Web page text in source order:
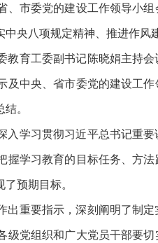
市委党的建设工作领导小
央八项规定精神、推进作风
教育工委副书记陈晓娟主持
中央、省市委党的建设工
。
入学习贯彻习近平总书记重
学习教育的目标任务、方
预期目标。
出重要指示，深刻阐明了制
级党组织和广大党员干部要